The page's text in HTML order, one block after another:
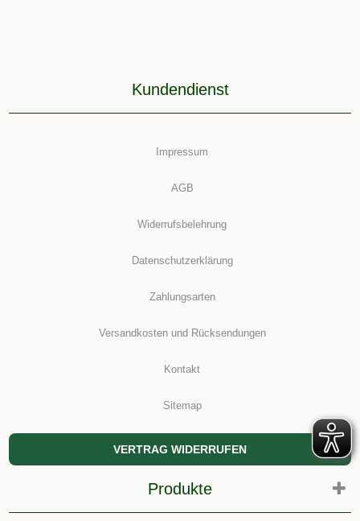
Kundendienst
Impressum
AGB
Widerrufsbelehrung
Datenschutzerklärung
Zahlungsarten
Versandkosten und Rücksendungen
Kontakt
Sitemap
VERTRAG WIDERRUFEN
Produkte